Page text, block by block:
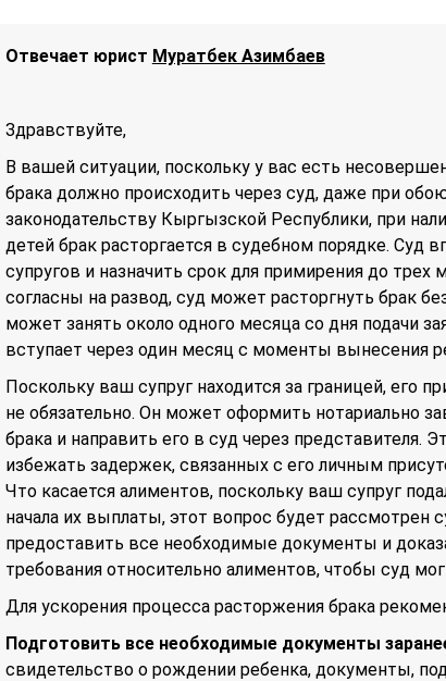
Отвечает юрист Муратбек Азимбаев
Здравствуйте,
В вашей ситуации, поскольку у вас есть
брака должно происходить через суд, даже при
законодательству Кыргызской Республики, при
детей брак расторгается в судебном порядке. Суд
супругов и назначить срок для примирения до трех
согласны на развод, суд может расторгнуть брак
может занять около одного месяца со дня подачи
вступает через один месяц с моменты вынесения
Поскольку ваш супруг находится за границей, его
не обязательно. Он может оформить нотариально
брака и направить его в суд через представителя.
избежать задержек, связанных с его личным
Что касается алиментов, поскольку ваш супруг
начала их выплаты, этот вопрос будет рассмотрен
предоставить все необходимые документы и
требования относительно алиментов, чтобы суд
Для ускорения процесса расторжения брака
Подготовить все необходимые документы
свидетельство о рождении ребенка, документы,